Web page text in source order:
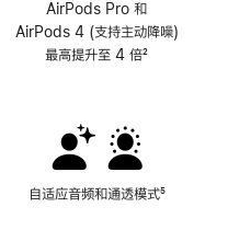
AirPods Pro 和
AirPods 4 (支持主动降噪)
最高提升至 4 倍脚
²
自适应音频和通透模式脚
⁵